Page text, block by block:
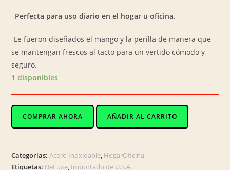
–Perfecta para uso diario en el hogar u oficina.
-Le fueron diseñados el mango y la perilla de manera que
se mantengan frescos al tacto para un vertido cómodo y
seguro.
1 disponibles
EXPRÉS
COMPRAR AHORA AÑADIR AL CARRITO
Categorías:Acero Inoxidable HogarOficina
Etiquetas: DeLuxe Importado de U.S.A.